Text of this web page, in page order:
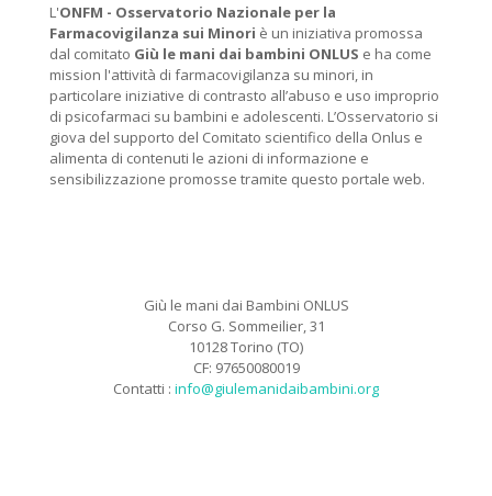
L'ONFM - Osservatorio Nazionale per la
Farmacovigilanza sui Minori è un iniziativa promossa
dal comitato Giù le mani dai bambini ONLUS e ha come
mission l'attività di farmacovigilanza su minori, in
particolare iniziative di contrasto all’abuso e uso improprio
di psicofarmaci su bambini e adolescenti. L’Osservatorio si
giova del supporto del Comitato scientifico della Onlus e
alimenta di contenuti le azioni di informazione e
sensibilizzazione promosse tramite questo portale web.
Giù le mani dai Bambini ONLUS
Corso G. Sommeilier, 31
10128 Torino (TO)
CF: 97650080019
Contatti : info@giulemanidaibambini.org